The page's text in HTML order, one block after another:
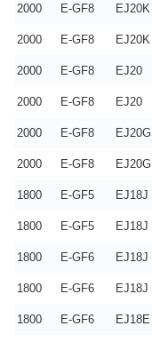
2000 E-GF8 EJ20K
2000 E-GF8 EJ20K
2000 E-GF8 EJ20
2000 E-GF8 EJ20
2000 E-GF8 EJ20G
2000 E-GF8 EJ20G
1800 E-GF5 EJ18J
1800 E-GF5 EJ18J
1800 E-GF6 EJ18J
1800 E-GF6 EJ18J
1800 E-GF6 EJ18E